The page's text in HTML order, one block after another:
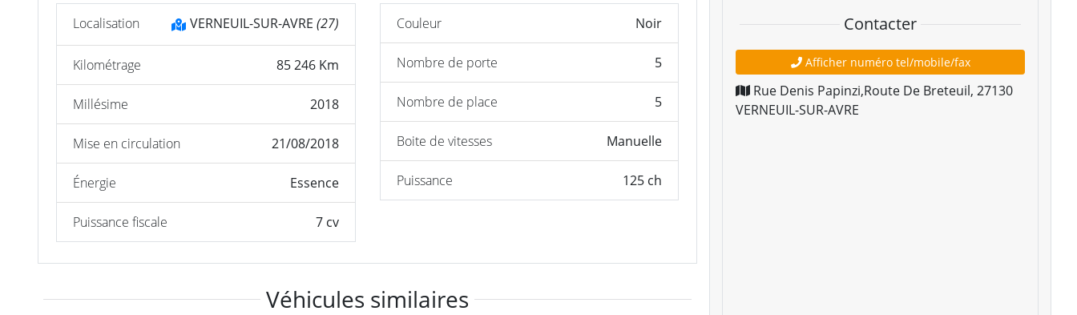
Localisation VERNEUIL-SUR-AVRE (27)
Kilométrage 85 246 Km
Millésime 2018
Mise en circulation 21/08/2018
Énergie Essence
Puissance fiscale 7 cv
Couleur Noir
Nombre de porte 5
Nombre de place 5
Boite de vitesses Manuelle
Puissance 125 ch
Véhicules similaires
Contacter
Afficher numéro tel/mobile/fax
Rue Denis Papinzi,Route De Breteuil,27130
VERNEUIL-SUR-AVRE